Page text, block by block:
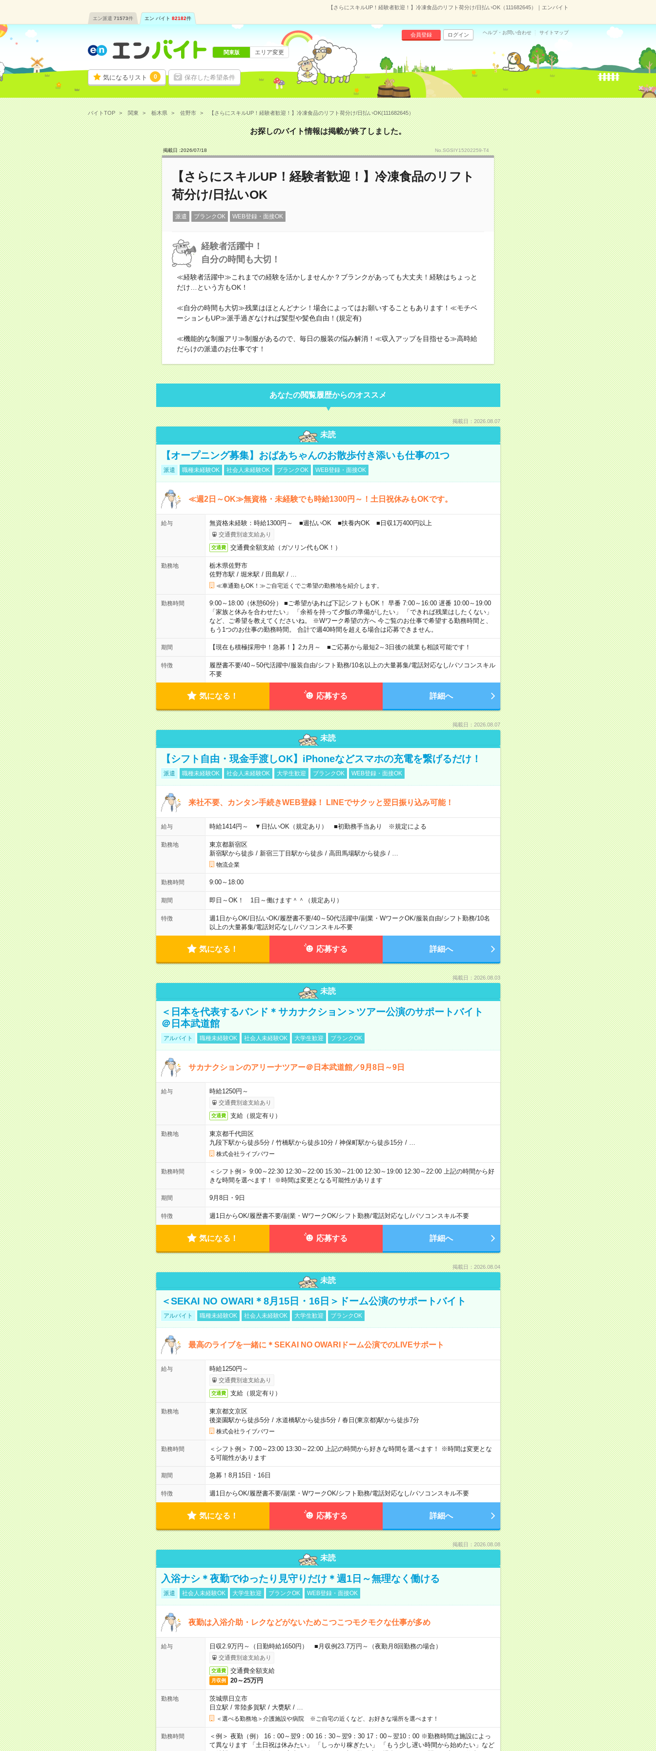
【さらにスキルUP！経験者歓迎！】冷凍食品のリフト荷分け/日払いOK（111682645）｜エンバイト
エン派遣 71573件 エン バイト 82182件
気になるリスト 0 保存した希望条件
会員登録 ログイン ヘルプ・お問い合わせ サイトマップ
関東版 エリア変更
バイトTOP 関東 栃木県 佐野市 【さらにスキルUP！経験者歓迎！】冷凍食品のリフト荷分け/日払いOK(111682645）
お探しのバイト情報は掲載が終了しました。
掲載日 :2026/07/18 No.SGSIY15202259-T4
【さらにスキルUP！経験者歓迎！】冷凍食品のリフト
荷分け/日払いOK
派遣 ブランクOK WEB登録・面接OK
経験者活躍中！
自分の時間も大切！
≪経験者活躍中≫これまでの経験を活かしませんか？ブランクがあっても大丈夫！経験はちょっと
だけ…という方もOK！
≪自分の時間も大切≫残業はほとんどナシ！場合によってはお願いすることもあります！≪モチベ
ーションもUP≫派手過ぎなければ髪型や髪色自由！(規定有)
≪機能的な制服アリ≫制服があるので、毎日の服装の悩み解消！≪収入アップを目指せる≫高時給
だらけの派遣のお仕事です！
あなたの閲覧履歴からのオススメ
掲載日：2026.08.07
未読
【オープニング募集】おばあちゃんのお散歩付き添いも仕事の1つ
派遣 職種未経験OK 社会人未経験OK ブランクOK WEB登録・面接OK
≪週2日～OK≫無資格・未経験でも時給1300円～！土日祝休みもOKです。
給与 無資格未経験：時給1300円～ ■週払いOK ■扶養内OK ■日収1万400円以上
交通費別途支給あり
交通費 交通費全額支給（ガソリン代もOK！）
勤務地
栃木県佐野市
佐野市駅 / 堀米駅 / 田島駅 /
≪車通勤もOK！≫ご自宅近くでご希望の勤務地を紹介します。
勤務時間
9:00～18:00（休憩60分） ■ご希望があれば下記シフトもOK！ 早番 7:00～16:00 遅番 10:00～19:00
「家族と休みを合わせたい」 「余裕を持って夕飯の準備がしたい」 「できれば残業はしたくない」
など、ご希望を教えてくださいね。 ※Wワーク希望の方へ 今ご覧のお仕事で希望する勤務時間と、
もう1つのお仕事の勤務時間。 合計で週40時間を超える場合は応募できません。
期間 【現在も積極採用中！急募！】2カ月～ ■ご応募から最短2～3日後の就業も相談可能です！
特徴 履歴書不要/40～50代活躍中/服装自由/シフト勤務/10名以上の大量募集/電話対応なし/パソコンスキル
不要
気になる！ 応募する 詳細へ
掲載日：2026.08.07
未読
【シフト自由・現金手渡しOK】iPhoneなどスマホの充電を繋げるだけ！
派遣 職種未経験OK 社会人未経験OK 大学生歓迎 ブランクOK WEB登録・面接OK
来社不要、カンタン手続きWEB登録！ LINEでサクッと翌日振り込み可能！
給与 時給1414円～ ▼日払いOK（規定あり） ■初勤務手当あり ※規定による
勤務地
東京都新宿区
新宿駅から徒歩/ 新宿三丁目駅から徒歩/ 高田馬場駅から徒歩/
物流企業
勤務時間 9:00～18:00
期間 即日～OK！ 1日～働けます＾＾（規定あり）
特徴 週1日からOK/日払いOK/履歴書不要/40～50代活躍中/副業・WワークOK/服装自由/シフト勤務/10名
以上の大量募集/電話対応なし/パソコンスキル不要
気になる！ 応募する 詳細へ
掲載日：2026.08.03
未読
＜日本を代表するバンド＊サカナクション＞ツアー公演のサポートバイト
＠日本武道館
アルバイト 職種未経験OK 社会人未経験OK 大学生歓迎 ブランクOK
サカナクションのアリーナツアー＠日本武道館／9月8日～9日
給与 時給1250円～
交通費別途支給あり
交通費 支給（規定有り）
勤務地
東京都千代田区
九段下駅から徒歩5分/ 竹橋駅から徒歩10分/ 神保町駅から徒歩15分/
株式会社ライブパワー
勤務時間
＜シフト例＞ 9:00～22:30 12:30～22:00 15:30～21:00 12:30～19:00 12:30～22:00 上記の時間から好
きな時間を選べます！ ※時間は変更となる可能性があります
期間 9月8日・9日
特徴 週1日からOK/履歴書不要/副業・WワークOK/シフト勤務/電話対応なし/パソコンスキル不要
気になる！ 応募する 詳細へ
掲載日：2026.08.04
未読
＜SEKAI NO OWARI＊8月15日・16日＞ドーム公演のサポートバイト
アルバイト 職種未経験OK 社会人未経験OK 大学生歓迎 ブランクOK
最高のライブを一緒に＊SEKAI NO OWARIドーム公演でのLIVEサポート
給与 時給1250円～
交通費別途支給あり
交通費 支給（規定有り）
勤務地
東京都文京区
後楽園駅から徒歩5分/ 水道橋駅から徒歩5分/ 春日(東京都)駅から徒歩7分
株式会社ライブパワー
勤務時間
＜シフト例＞ 7:00～23:00 13:30～22:00 上記の時間から好きな時間を選べます！ ※時間は変更とな
る可能性があります
期間 急募！8月15日・16日
特徴 週1日からOK/履歴書不要/副業・WワークOK/シフト勤務/電話対応なし/パソコンスキル不要
気になる！ 応募する 詳細へ
掲載日：2026.08.08
未読
入浴ナシ＊夜勤でゆったり見守りだけ＊週1日～無理なく働ける
派遣 社会人未経験OK 大学生歓迎 ブランクOK WEB登録・面接OK
夜勤は入浴介助・レクなどがないためこつこつモクモクな仕事が多め
給与 日収2.9万円～（日勤時給1650円） ■月収例23.7万円～（夜勤月8回勤務の場合）
交通費別途支給あり
交通費 交通費全額支給
月収例 20～25万円
勤務地
茨城県日立市
日立駅 / 常陸多賀駅 / 大甕駅 /
＜選べる勤務地＞介護施設や病院 ※ご自宅の近くなど、お好きな場所を選べます！
勤務時間
＜例＞ 夜勤（例） 16：00～翌9：00 16：30～翌9：30 17：00～翌10：00 ※勤務時間は施設によっ
て異なります 「土日祝は休みたい」 「しっかり稼ぎたい」 「もう少し遅い時間から始めたい」など